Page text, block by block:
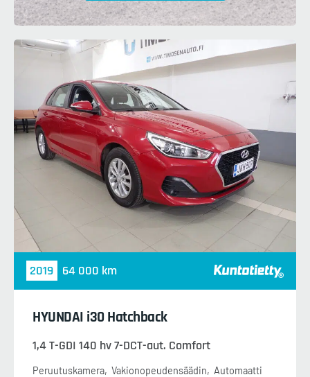
2019 64 000 km
HYUNDAI i30 Hatchback
1,4 T-GDI 140 hv 7-DCT-aut. Comfort
Peruutuskamera Vakionopeudensäädin Automaatti